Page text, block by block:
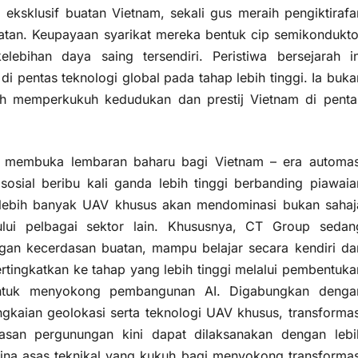
buatan Vietnam, sekali gus meraih
Keupayaan syarikat mereka bentuk cip
daya saing tersendiri. Peristiwa bersejarah
pentas teknologi global pada tahap lebih tinggi. Ia
memperkukuh kedudukan dan prestij Vietnam di
lembaran baharu bagi Vietnam – era
beribu kali ganda lebih tinggi berbanding
banyak UAV khusus akan mendominasi bukan
pelbagai sektor lain. Khususnya, CT Group
kecerdasan buatan, mampu belajar secara kendiri
ke tahap yang lebih tinggi melalui
menyokong pembangunan AI. Digabungkan
geolokasi serta teknologi UAV khusus,
pergunungan kini dapat dilaksanakan dengan